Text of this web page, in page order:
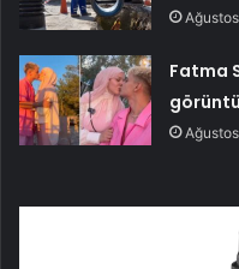
Fatma